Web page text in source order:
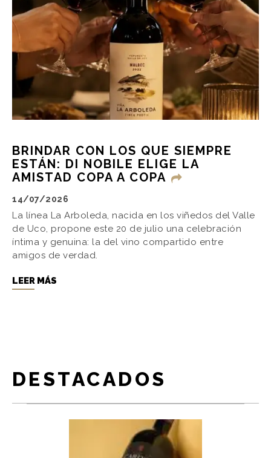
BRINDAR CON LOS QUE SIEMPRE
ESTÁN: DI NOBILE ELIGE LA
AMISTAD COPA A COPA
14/07/2026
La línea La Arboleda, nacida en los viñedos del Valle
de Uco, propone este 20 de julio una celebración
íntima y genuina: la del vino compartido entre
amigos de verdad.
LEER MÁS
DESTACADOS